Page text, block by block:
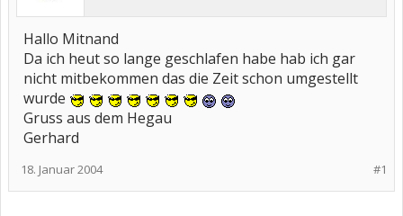
Hallo Mitnand
Da ich heut so lange geschlafen habe hab ich gar
nicht mitbekommen das die Zeit schon umgestellt
wurde
Gruss aus dem Hegau
Gerhard
#1
18. Januar 2004